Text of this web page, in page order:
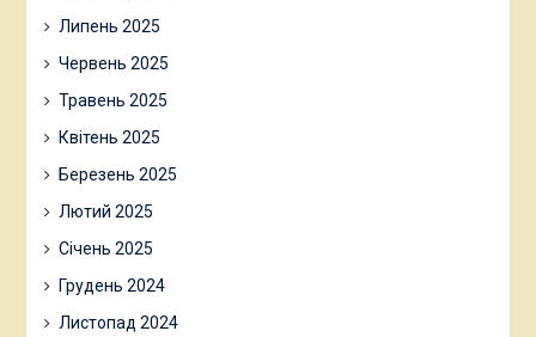
Липень 2025
Червень 2025
Травень 2025
Квітень 2025
Березень 2025
Лютий 2025
Січень 2025
Грудень 2024
Листопад 2024